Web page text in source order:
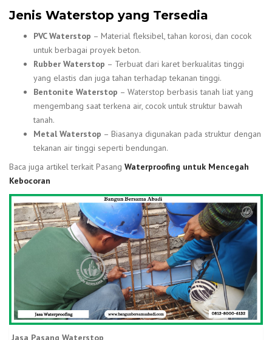
Jenis Waterstop yang Tersedia
PVC Waterstop – Material fleksibel, tahan korosi, dan cocok
untuk berbagai proyek beton.
Rubber Waterstop – Terbuat dari karet berkualitas tinggi
yang elastis dan juga tahan terhadap tekanan tinggi.
Bentonite Waterstop – Waterstop berbasis tanah liat yang
mengembang saat terkena air, cocok untuk struktur bawah
tanah.
Metal Waterstop – Biasanya digunakan pada struktur dengan
tekanan air tinggi seperti bendungan.
Baca juga artikel terkait Pasang Waterproofing untuk Mencegah
Kebocoran